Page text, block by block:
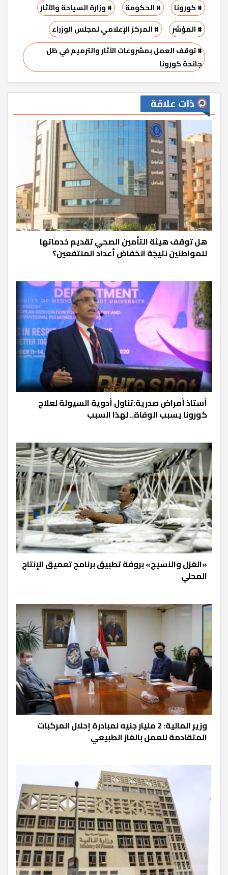
# كورونا # الحكومة
# وزارة السياحة والآثار
# المؤشر
# المركز الإعلامي لمجلس الوزراء
# توقف العمل بمشروعات الآثار والترميم في ظل
جائحة كورونا
ذات علاقة
هل توقف هيئة التأمين الصحي تقديم خدماتها
للمواطنين نتيجة انخفاض أعداد المنتفعين؟
أستاذ أمراض صدرية:تناول أدوية السيولة لعلاج
كورونا يسبب الوفاة.. لهذا السبب
«الغزل والنسيج» بروفة تطبيق برنامج تعميق الإنتاج
المحلي
وزير المالية: 2 مليار جنيه لمبادرة إحلال المركبات
المتقادمة للعمل بالغاز الطبيعي